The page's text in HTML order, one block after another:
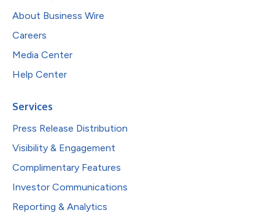
About Business Wire
Careers
Media Center
Help Center
Services
Press Release Distribution
Visibility & Engagement
Complimentary Features
Investor Communications
Reporting & Analytics